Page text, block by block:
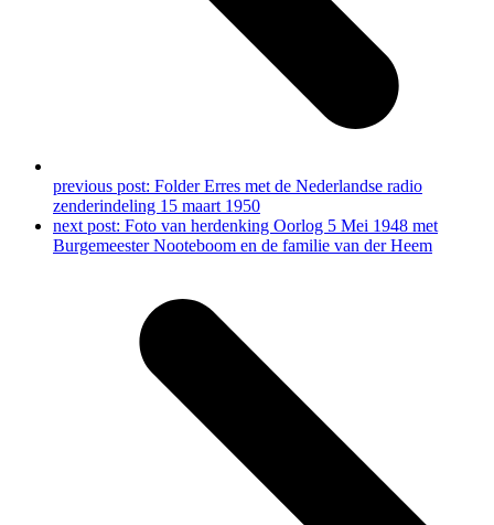
previous post: Folder Erres met de Nederlandse radio
zenderindeling 15 maart 1950
next post: Foto van herdenking Oorlog 5 Mei 1948 met
Burgemeester Nooteboom en de familie van der Heem